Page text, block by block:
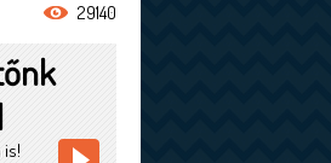
29140
is!